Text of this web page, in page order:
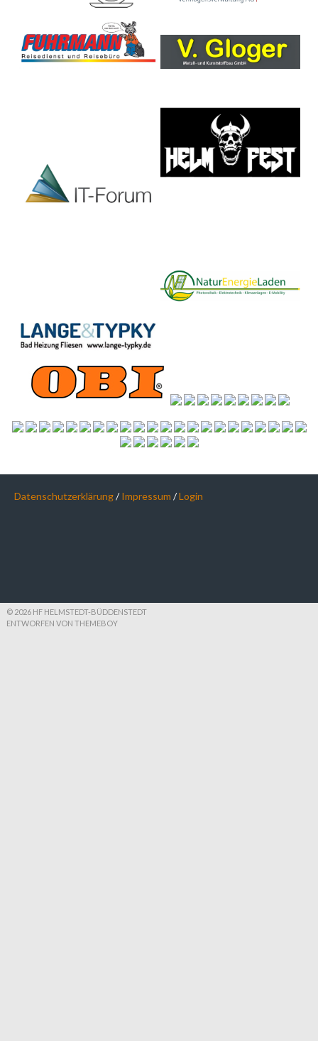
Datenschutzerklärung/Impressum /Login
© 2026 HF HELMSTEDT-BÜDDENSTEDT
ENTWORFEN VON THEMEBOY